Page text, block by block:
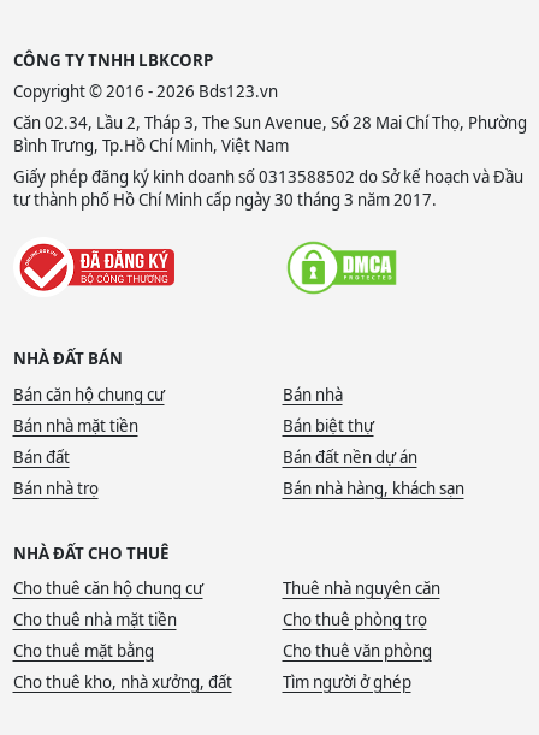
CÔNG TY TNHH LBKCORP
Copyright © 2016 - 2026 Bds123.vn
Căn 02.34, Lầu 2, Tháp 3, The Sun Avenue, Số 28 Mai Chí Thọ, Phường
Bình Trưng, Tp.Hồ Chí Minh, Việt Nam
Giấy phép đăng ký kinh doanh số 0313588502 do Sở kế hoạch và Đầu
tư thành phố Hồ Chí Minh cấp ngày 30 tháng 3 năm 2017.
NHÀ ĐẤT BÁN
Bán căn hộ chung cư
Bán nhà
Bán nhà mặt tiền
Bán biệt thự
Bán đất
Bán đất nền dự án
Bán nhà trọ
Bán nhà hàng, khách sạn
NHÀ ĐẤT CHO THUÊ
Cho thuê căn hộ chung cư
Thuê nhà nguyên căn
Cho thuê nhà mặt tiền
Cho thuê phòng trọ
Cho thuê mặt bằng
Cho thuê văn phòng
Cho thuê kho, nhà xưởng, đất
Tìm người ở ghép